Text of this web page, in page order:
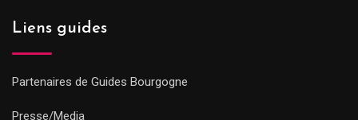
Liens guides
Partenaires de Guides Bourgogne
Presse/Media